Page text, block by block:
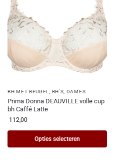
BH MET BEUGEL, BH'S, DAMES
Prima Donna DEAUVILLE volle cup
bh Caffé Latte
112,00
Opties selecteren